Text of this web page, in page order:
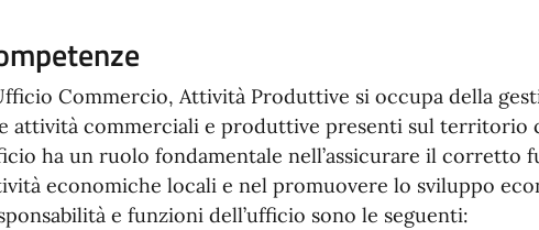
Commercio, Attività Produttive si occupa della
attività commerciali e produttive presenti sul territorio
ha un ruolo fondamentale nell’assicurare il corretto
economiche locali e nel promuovere lo sviluppo
e funzioni dell’ufficio sono le seguenti: